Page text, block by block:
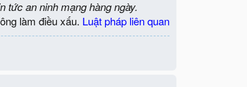
tức an ninh mạng hàng ngày.
làm điều xấu. Luật pháp liên quan